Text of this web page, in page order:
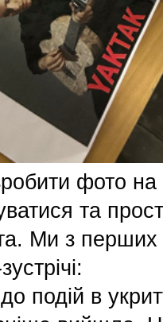
фото на
та
Ми з перших
подій в